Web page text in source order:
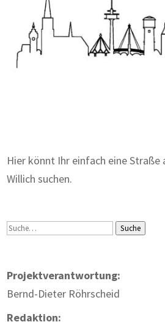
Hier könnt Ihr einfach eine Straße
Willich suchen.
Suche Suche
Projektverantwortung:
Bernd-Dieter Röhrscheid
Redaktion: